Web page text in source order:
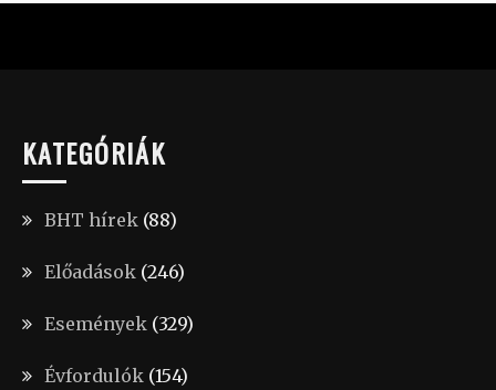
KATEGÓRIÁK
BHT hírek (88)
Előadások (246)
Események (329)
Évfordulók (154)